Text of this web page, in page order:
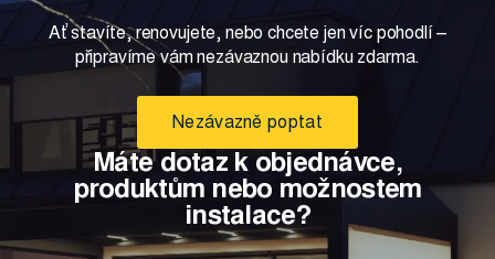
Ať stavíte, renovujete, nebo chcete jen víc pohodlí –
připravíme vám nezávaznou nabídku zdarma.
Nezávazně poptat
Máte dotaz k objednávce,
produktům nebo možnostem
instalace?